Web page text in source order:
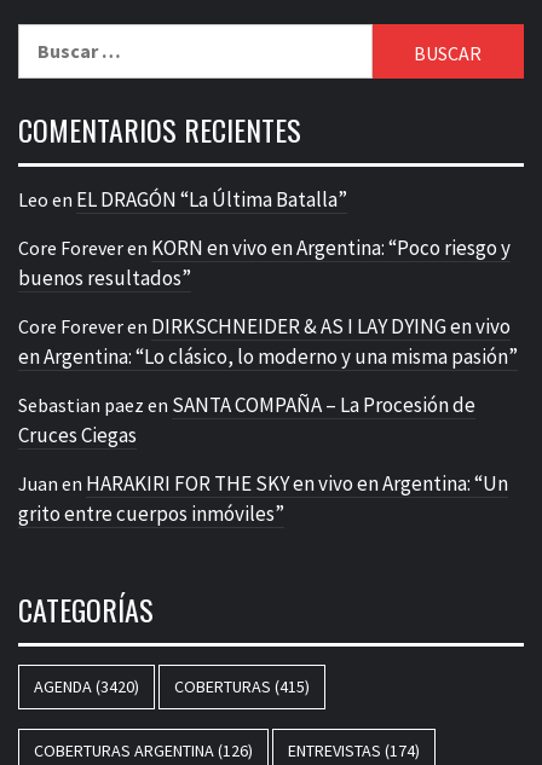
COMENTARIOS RECIENTES
Leo en EL DRAGÓN “La Última Batalla”
Core Foreveren KORN en vivo en Argentina: “Poco riesgo y
buenos resultados”
Core Foreveren DIRKSCHNEIDER & AS I LAY DYING en vivo
en Argentina: “Lo clásico, lo moderno y una misma pasión”
Sebastian paez en SANTA COMPAÑA – La Procesión de
Cruces Ciegas
Juan en HARAKIRI FOR THE SKY en vivo en Argentina: “Un
grito entre cuerpos inmóviles”
CATEGORÍAS
AGENDA(3420) COBERTURAS (415)
COBERTURAS ARGENTINA(126) ENTREVISTAS (174)